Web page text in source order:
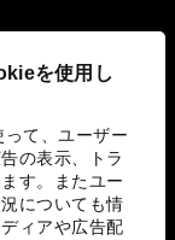
を使用し
て、ユーザー
の表示、トラ
す。またユー
についても情
ィアや広告配